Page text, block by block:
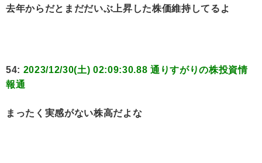
去年からだとまだだいぶ上昇した株価維持してるよ
54: 2023/12/30(土) 02:09:30.88 通りすがりの株投資情
報通
まったく実感がない株高だよな